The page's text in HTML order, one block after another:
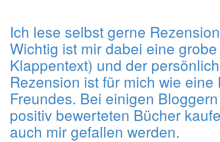
Ich lese selbst gerne
Wichtig ist mir dabei eine
Klappentext) und der
Rezension ist für mich wie
Freundes. Bei einigen
positiv bewerteten Bücher
auch mir gefallen werden.